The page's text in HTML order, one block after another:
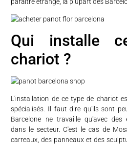
paraître étrange, la plupart des
Qui installe
chariot ?
L'installation de ce type de chariot
spécialisés. Il faut dire qu'ils sont
Barcelone ne travaille qu'avec des
dans le secteur. C'est le cas de
carreaux, des panneaux et des